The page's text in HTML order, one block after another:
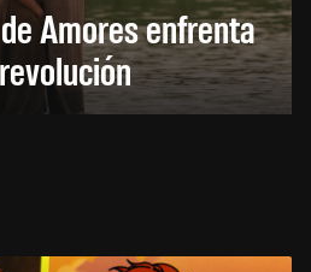
Amores enfrenta